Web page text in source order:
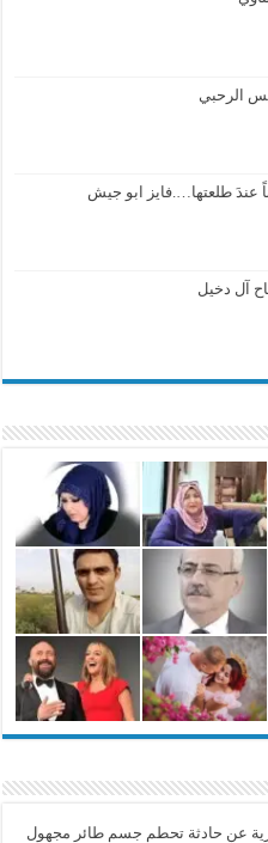
الرحبي
طلعتها….فايز ابو جيش
آل دخيل
عن حادثة تحطم جسم طائر مجهول